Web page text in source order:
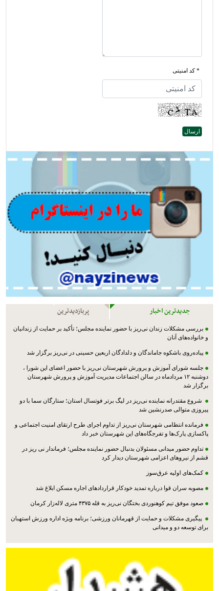
* کد امنیتی
جدیدترین اخبار پربازدیدترین
بررسی مشکلات زندان نی‌ریز با حضور نماینده مجلس؛ تأکید بر حمایت از زندانیان
و خانواده‌های آنان
پیاده‌روی باشکوه جاماندگان و دلدادگان اربعین حسینی در نی‌ریز برگزار شد
جلسه شورای آموزش و پرورش شهرستان نی‌ریز با حضور اعضای این شورا ،
دوشنبه ۱۲ مردادماه در سالن اجتماعات مدیریت آموزش و پرورش شهرستان
برگزار شد
شروع مقتدرانه نماینده نی‌ریز در لیگ برتر فوتسال استان؛ ستارگان سما با دو
پیروزی متوالی صدرنشین شد
فرمانده انتظامی شهرستان نی‌ریز از تداوم اجرای طرح ارتقای امنیت اجتماعی و
پاکسازی پارک‌ها و تفرجگاه‌های این شهرستان خبر داد
تداوم حضور میدانی مسئولان بدنبال حضور نماینده مجلس؛ فرماندار نی ریز در
قشم از نیروهای اعزامی شهرستان دیدار کرد
کمک‌های اولیه عرق‌سوز
مصوبه سران قوا درباره تمدید خودکار قراردادهای اجاره مسکن ابلاغ شد
صعود موفق تیم کوهنوردی بختگان نی‌ریز به قله ۴۳۷۵ متری لاله‌زار کرمان
پیگیری مشکلات و حمایت از قهرمانان ورزشی؛ برنامه ویژه اداره ورزش استهبان
برای توسعه دو و میدانی